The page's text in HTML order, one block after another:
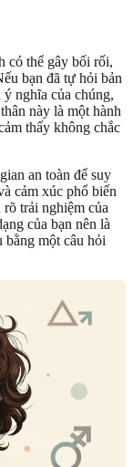
có thể gây bối rối,
bạn đã tự hỏi bản
nghĩa của chúng,
này là một hành
thấy không chắc
an toàn để suy
cảm xúc phổ biến
trải nghiệm của
của bạn nên là
bằng một câu hỏi